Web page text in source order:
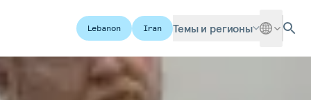
Lebanon Iran Темы и регионы